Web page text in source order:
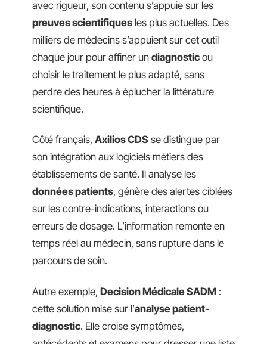
avec rigueur, son contenu s’appuie sur les
preuves scientifiques les plus actuelles. Des
milliers de médecins s’appuient sur cet outil
chaque jour pour affiner un diagnostic ou
choisir le traitement le plus adapté, sans
perdre des heures à éplucher la littérature
scientifique.
Côté français, Axilios CDS se distingue par
son intégration aux logiciels métiers des
établissements de santé. Il analyse les
données patients, génère des alertes ciblées
sur les contre-indications, interactions ou
erreurs de dosage. L’information remonte en
temps réel au médecin, sans rupture dans le
parcours de soin.
Autre exemple, Decision Médicale SADM :
cette solution mise sur l’analyse patient-
diagnostic. Elle croise symptômes,